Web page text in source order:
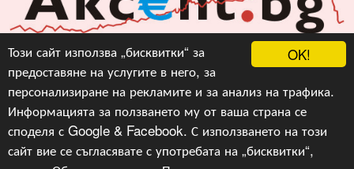
OK!
Този сайт използва „бисквитки“ за
предоставяне на услугите в него, за
персонализиране на рекламите и за анализ на трафика.
Информацията за ползването му от ваша страна се
споделя с Google & Facebook. С използването на този
сайт вие се съгласявате с употребата на „бисквитки“,
Акцент БГ ЕООД
info@akcent.bg
Facebook
Copyright © 2010, 2016, 2018-2022, 2023, v.3.0,Акцент
БГ ЕООД